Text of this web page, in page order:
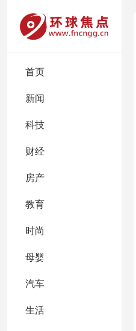
首页
新闻
科技
财经
房产
教育
时尚
母婴
汽车
生活